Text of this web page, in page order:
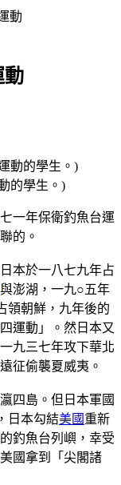
動
動
的學生。)
一年保衛釣魚台運
的。
本於一八七九年占
與澎湖，一九○五年
領朝鮮，九年後的
運動」。然日本又
九三七年攻下華北
征偷襲夏威夷。
四島。但日本軍國
日本勾結美國 重新
釣魚台列嶼，幸受
國拿到「尖閣諸